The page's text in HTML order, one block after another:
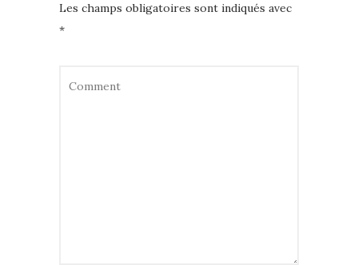
Les champs obligatoires sont indiqués avec
*